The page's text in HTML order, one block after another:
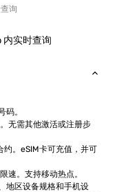
询
内实时查询
码。
无需其他激活或注册步
约。eSIM卡可充值，并可
速。支持移动热点。
地区设备规格和手机设